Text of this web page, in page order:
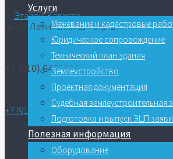
пр-кт. Ленинский 154 стр. 2
+7 (910) 6478300
+7 (915) 7045065
Услуги
Межевание и кадастровые
Юридическое сопровождение
Технический план здания
Землеустройство
Проектная документация
Судебная землеустроительная
Подготовка и выпуск ЭЦП
Полезная информация
Оборудование